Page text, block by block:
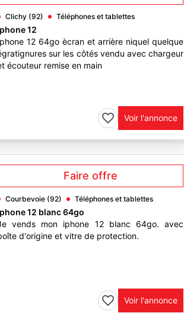
Clichy (92) Téléphones et tablettes
12
12 64go ècran et arrière niquel quelque
sur les côtés vendu avec chargeur
écouteur remise en main
Voir l'annonce
Faire offre
Courbevoie (92) Téléphones et tablettes
12 blanc 64go
vends mon iphone 12 blanc 64go. avec
d'origine et vitre de protection.
Voir l'annonce